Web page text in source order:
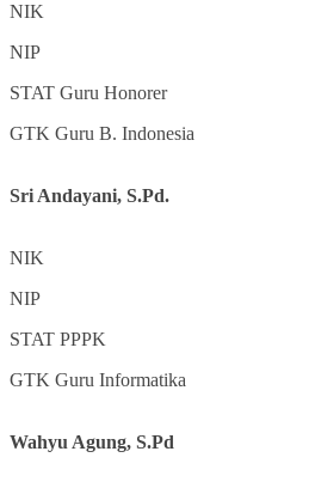
NIK
NIP
STAT Guru Honorer
GTK Guru B. Indonesia
Sri Andayani, S.Pd.
NIK
NIP
STAT PPPK
GTK Guru Informatika
Wahyu Agung, S.Pd